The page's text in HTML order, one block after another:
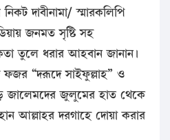
দাবীনামা/ স্মারকলিপি
জনমত সৃষ্টি সহ
তুলে ধরার আহবান জানান।
ফজর “দরূদে সাইফুল্লাহ” ও
জালেমদের জুলুমের হাত থেকে
আল্লাহর দরগাহে দোয়া করার